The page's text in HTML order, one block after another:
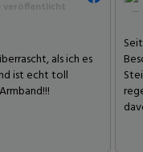
als ich es
ist echt toll